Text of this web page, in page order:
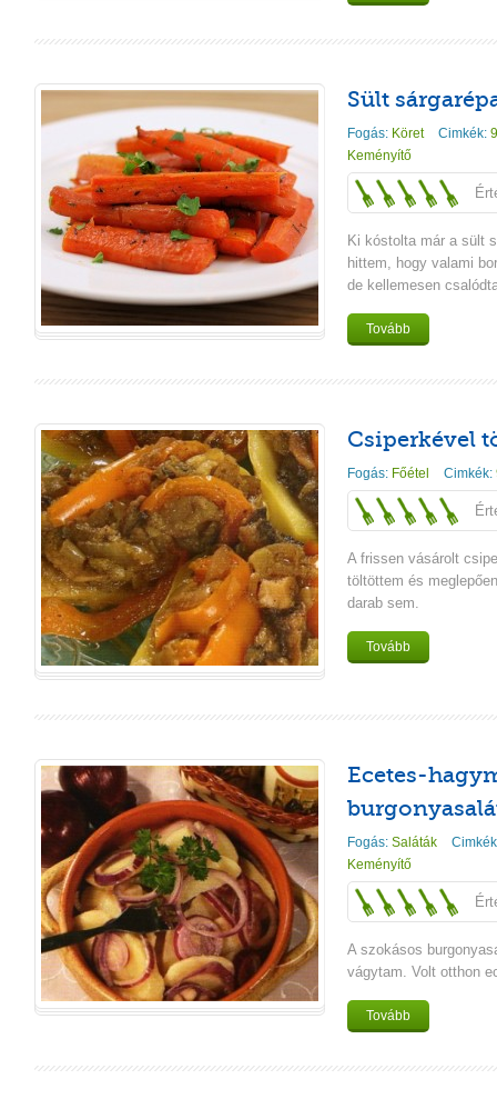
Sült
Fogás: Köret Cimkék:
Keményítő
Ki kóstolta már a sült
hittem, hogy valami
de kellemesen
Tovább
Csiperkével
Fogás: Főétel Cimkék:
A frissen vásárolt
töltöttem és
darab sem.
Tovább
Ecetes-
Fogás: Saláták
Keményítő
A szokásos
vágytam. Volt otthon
Tovább